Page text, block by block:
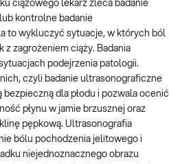
ciążowego lekarz zleca badanie
kontrolne badanie
to wykluczyć sytuacje, w których ból
z zagrożeniem ciąży. Badania
podejrzenia patologii.
czyli badanie ultrasonograficzne
dla płodu i pozwala ocenić
płynu w jamie brzusznej oraz
pępkową. Ultrasonografia
bólu pochodzenia jelitowego i
niejednoznacznego obrazu